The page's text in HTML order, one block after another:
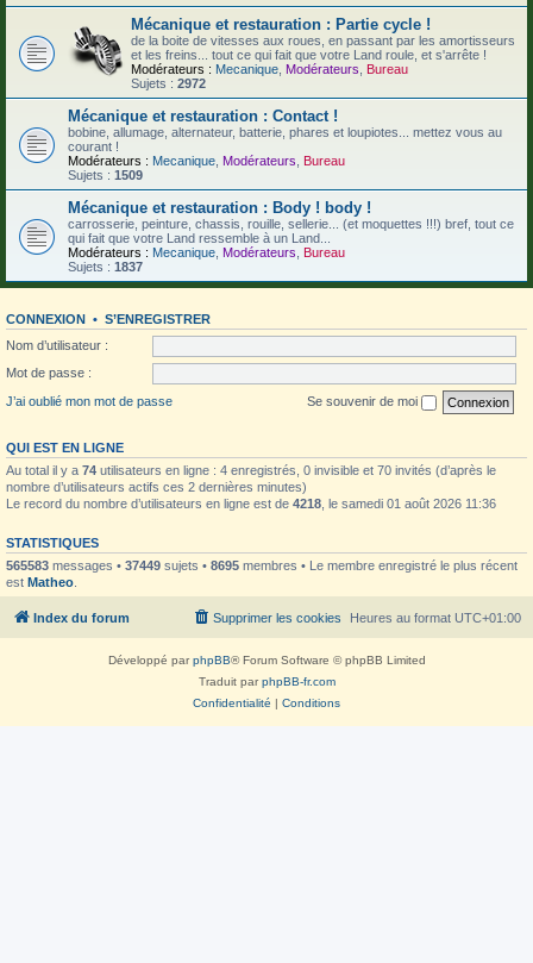
Mécanique et restauration : Partie cycle !
de la boite de vitesses aux roues, en passant par les amortisseurs
et les freins... tout ce qui fait que votre Land roule, et s'arrête !
Modérateurs : Mecanique Modérateurs
Bureau
Sujets : 2972
Mécanique et restauration : Contact !
bobine, allumage, alternateur, batterie, phares et loupiotes... mettez vous au
courant !
Modérateurs : Mecanique Modérateurs
Bureau
Sujets : 1509
Mécanique et restauration : Body ! body !
carrosserie, peinture, chassis, rouille, sellerie... (et moquettes !!!) bref, tout ce
qui fait que votre Land ressemble à un Land...
Modérateurs : Mecanique Modérateurs
Bureau
Sujets : 1837
CONNEXION • S’ENREGISTRER
Nom d’utilisateur :
Mot de passe :
J’ai oublié mon mot de passe
Se souvenir de moi
QUI EST EN LIGNE
Au total il y a 74 utilisateurs en ligne : 4 enregistrés, 0 invisible et 70 invités (d’après le
nombre d’utilisateurs actifs ces 2 dernières minutes)
Le record du nombre d’utilisateurs en ligne est de 4218 , le samedi 01 août 2026 11:36
STATISTIQUES
565583 messages • 37449 sujets • 8695 membres • Le membre enregistré le plus récent
est Matheo
Index du forum Heures au format UTC+01:00
Supprimer les cookies
Développé parphpBB® Forum Software © phpBB Limited
Traduit parphpBB-fr.com
Confidentialité | Conditions